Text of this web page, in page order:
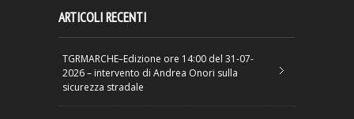
ARTICOLI RECENTI
TGRMARCHE–Edizione ore 14:00 del 31-07-
2026 – intervento di Andrea Onori sulla
sicurezza stradale